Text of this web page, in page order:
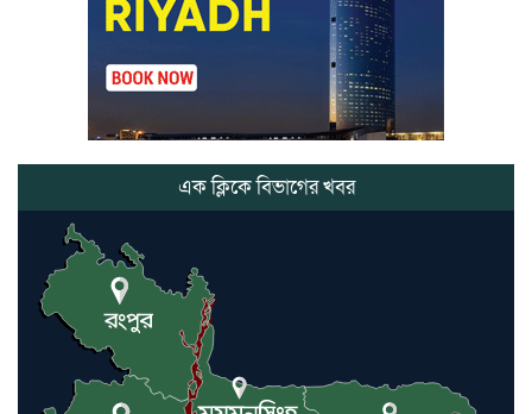
লাউয়াছড়া জাতীয় উদ্যানের সিএমসি
হিসাবরক্ষক আবজালুল হকের
মৃত্যুতে,এলাকায় শোকের ছায়া
ভোলাগঞ্জ স্থলবন্দরে এলসি আটকে
হয়রানির অভিযোগ, বিএনপির সাবেক
সভাপতির
গলিত মরদেহ উদ্ধার
লন্ডনে আদমপুর ইউনাইটেড কলেজ
বাস্তবায়ন নিয়ে আলোচনা সভা
এক ক্লিকে বিভাগের খবর